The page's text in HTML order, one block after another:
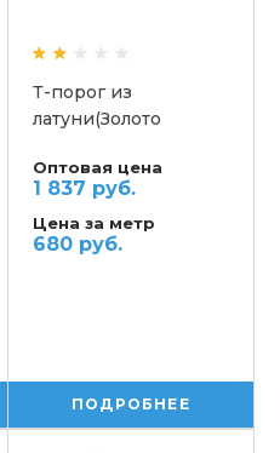
Т-порог из
латуни(Золото
Оптовая цена
1 837 руб.
Цена за метр
680 руб.
ПОДРОБНЕЕ